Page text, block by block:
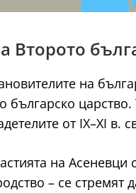
Второто
на
българско
от IX–XI в.
на Асеневци
– се